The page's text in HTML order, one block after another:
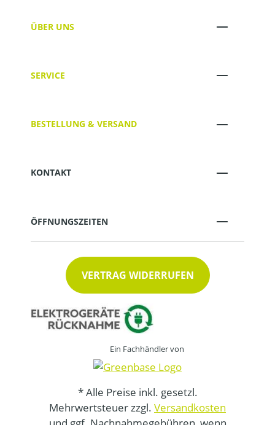
ÜBER UNS
SERVICE
BESTELLUNG & VERSAND
KONTAKT
ÖFFNUNGSZEITEN
VERTRAG WIDERRUFEN
Ein Fachhändler von
* Alle Preise inkl. gesetzl.
Mehrwertsteuer zzgl. Versandkosten